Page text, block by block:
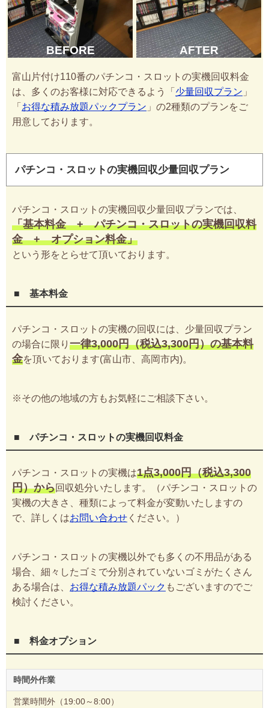
BEFORE AFTER
富山片付け110番のパチンコ・スロットの実機回収料金
は、多くのお客様に対応できるよう「 少量回収プラン 」
「 お得な積み放題パックプラン 」の2種類のプランをご
用意しております。
パチンコ・スロットの実機回収少量回収プラン
パチンコ・スロットの実機回収少量回収プランでは、
「基本料金 + パチンコ・スロットの実機回収料
金 + オプション料金」
という形をとらせて頂いております。
■ 基本料金
パチンコ・スロットの実機の回収には、少量回収プラン
の場合に限り 一律3,000円（税込3,300円）の基本料
金を頂いております(富山市、高岡市内)。
※その他の地域の方もお気軽にご相談下さい。
■ パチンコ・スロットの実機回収料金
パチンコ・スロットの実機は1点3,000円（税込3,300
円）から回収処分いたします。（パチンコ・スロットの
実機の大きさ、種類によって料金が変動いたしますの
で、詳しくはお問い合わせ ください。）
パチンコ・スロットの実機以外でも多くの不用品がある
場合、細々したゴミで分別されていないゴミがたくさん
ある場合は、 お得な積み放題パック もございますのでご
検討ください。
■ 料金オプション
時間外作業
営業時間外（19:00～8:00）